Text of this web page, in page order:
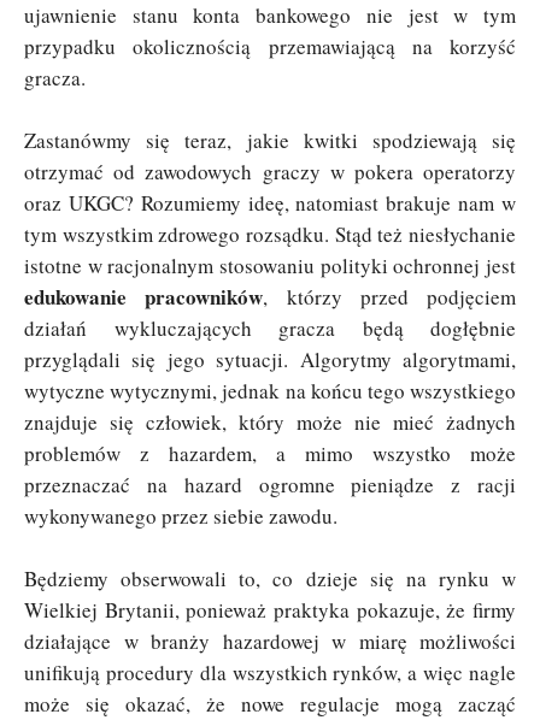
ujawnienie stanu konta bankowego nie jest w tym
przypadku okolicznością przemawiającą na korzyść
gracza.
Zastanówmy się teraz, jakie kwitki spodziewają się
otrzymać od zawodowych graczy w pokera operatorzy
oraz UKGC? Rozumiemy ideę, natomiast brakuje nam w
tym wszystkim zdrowego rozsądku. Stąd też niesłychanie
istotne w racjonalnym stosowaniu polityki ochronnej jest
edukowanie pracowników, którzy przed podjęciem
działań wykluczających gracza będą dogłębnie
przyglądali się jego sytuacji. Algorytmy algorytmami,
wytyczne wytycznymi, jednak na końcu tego wszystkiego
znajduje się człowiek, który może nie mieć żadnych
problemów z hazardem, a mimo wszystko może
przeznaczać na hazard ogromne pieniądze z racji
wykonywanego przez siebie zawodu.
Będziemy obserwowali to, co dzieje się na rynku w
Wielkiej Brytanii, ponieważ praktyka pokazuje, że firmy
działające w branży hazardowej w miarę możliwości
unifikują procedury dla wszystkich rynków, a więc nagle
może się okazać, że nowe regulacje mogą zacząć